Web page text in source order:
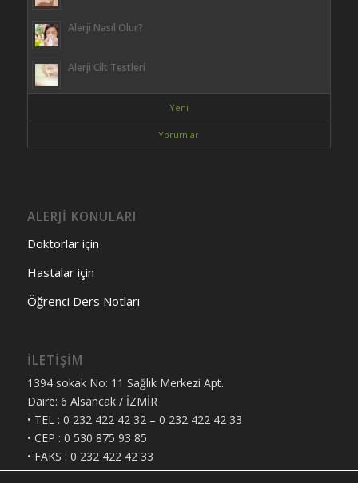
Alerji Nasıl Olur?
Alerji Cilt Testleri
Yeni
Yorumlar
ALERJİ KONULARI
Doktorlar için
Hastalar için
Öğrenci Ders Notları
İLETİŞİM
1394 sokak No: 11 Sağlık Merkezi Apt.
Daire: 6 Alsancak / İZMİR
• TEL : 0 232 422 42 32 – 0 232 422 42 33
• CEP : 0 530 875 93 85
• FAKS : 0 232 422 42 33
• E-MAIL : ali.kokuludag@ege.edu.tr